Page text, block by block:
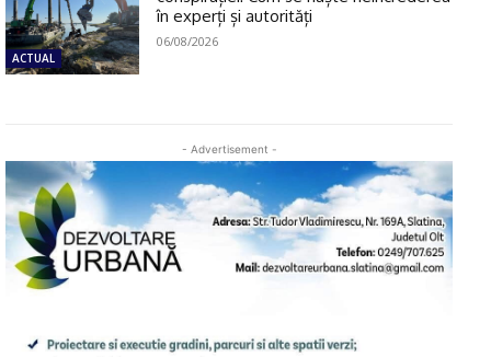
ACTUAL
în experți și autorități
06/08/2026
- Advertisement -